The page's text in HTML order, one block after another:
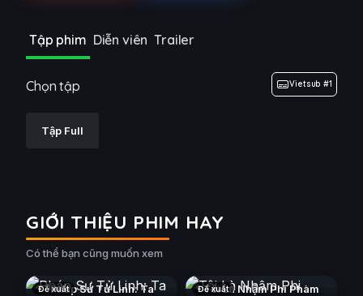
Tập phim Diễn viên Trailer
Chọn tập Vietsub #1
Tập Full
GIỚI THIỆU PHIM HAY
Có thể bạn cũng muốn xem
Đề xuất
Pháp Sư Tử Linh: Ta
Đề xuất
Tôi Là Nhậm Phi Phàm